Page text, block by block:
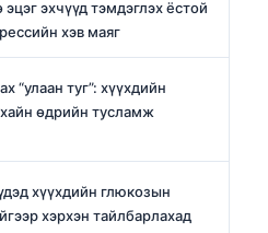
эхчүүд тэмдэглэх ёстой
хэв маяг
“улаан туг”: хүүхдийн
өдрийн тусламж
хүүхдийн глюкозын
хэрхэн тайлбарлахад